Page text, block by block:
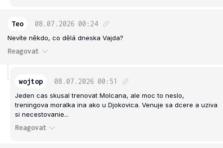
Teo 08.07.2026 00:24
Nevíte někdo, co dělá dneska Vajda?
Reagovat
wojtop 08.07.2026 00:51
Jeden cas skusal trenovat Molcana, ale moc to neslo,
treningova moralka ina ako u Djokovica. Venuje sa dcere a uziva
si necestovanie...
Reagovat